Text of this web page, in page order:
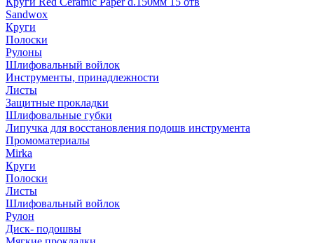
Sandwox
Круги
Полоски
Рулоны
Шлифовальный войлок
Инструменты, принадлежности
Листы
Защитные прокладки
Шлифовальные губки
Липучка для восстановления подошв инструмента
Промоматериалы
Mirka
Круги
Полоски
Листы
Шлифовальный войлок
Рулон
Диск- подошвы